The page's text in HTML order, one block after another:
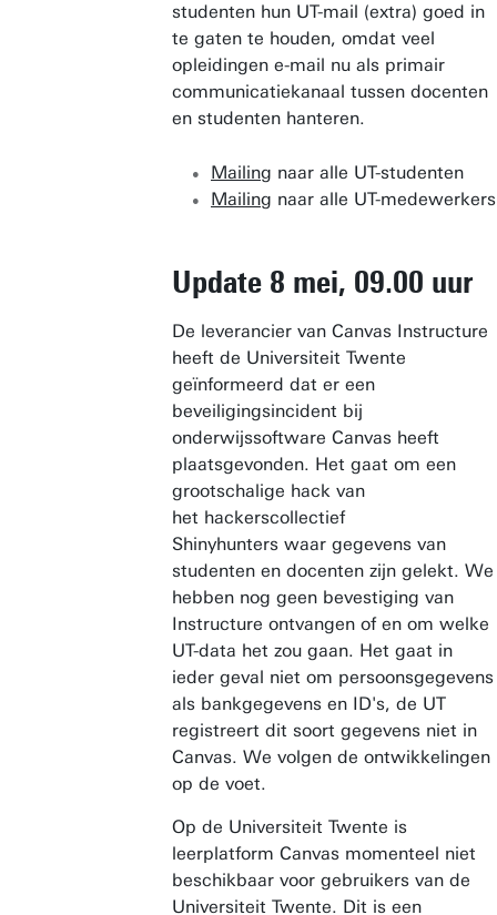
studenten hun UT-mail (extra) goed in
te gaten te houden, omdat veel
opleidingen e-mail nu als primair
communicatiekanaal tussen docenten
en studenten hanteren.
Mailing naar alle UT-studenten
Mailing naar alle UT-medewerkers
Update 8 mei, 09.00 uur
De leverancier van Canvas Instructure
heeft de Universiteit Twente
geïnformeerd dat er een
beveiligingsincident bij
onderwijssoftware Canvas heeft
plaatsgevonden. Het gaat om een
grootschalige hack van
het hackerscollectief
Shinyhunters waar gegevens van
studenten en docenten zijn gelekt. We
hebben nog geen bevestiging van
Instructure ontvangen of en om welke
UT-data het zou gaan. Het gaat in
ieder geval niet om persoonsgegevens
als bankgegevens en ID's, de UT
registreert dit soort gegevens niet in
Canvas. We volgen de ontwikkelingen
op de voet.
Op de Universiteit Twente is
leerplatform Canvas momenteel niet
beschikbaar voor gebruikers van de
Universiteit Twente. Dit is een